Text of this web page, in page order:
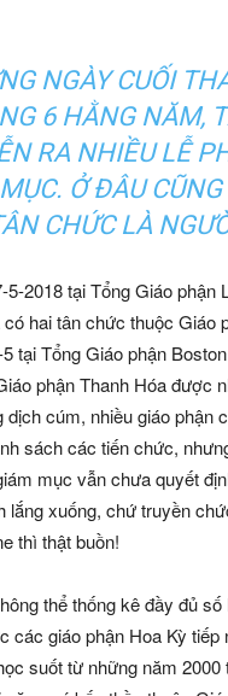
NGÀY CUỐI
6 HẰNG NĂM,
RA NHIỀU LỄ
Ở ĐÂU
CHỨC LÀ
5-2018 tại Tổng Giáo phận
hai tân chức thuộc Giáo
tại Tổng Giáo phận
phận Thanh Hóa được
dịch cúm, nhiều giáo phận
sách các tiến chức,
mục vẫn chưa quyết
lắng xuống, chứ truyền
thì thật buồn!
thể thống kê đầy đủ
các giáo phận Hoa Kỳ tiếp
suốt từ những năm 2000